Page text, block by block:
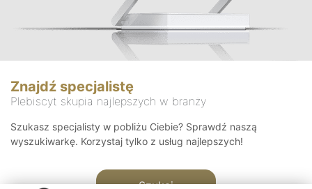
Znajdź specjalistę
Plebiscyt skupia najlepszych w branży
Szukasz specjalisty w pobliżu Ciebie? Sprawdź naszą
wyszukiwarkę. Korzystaj tylko z usług najlepszych!
Szukaj